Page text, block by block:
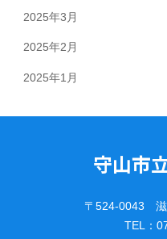
2025年3月
2025年2月
2025年1月
守山市
〒524-0043 滋
TEL：